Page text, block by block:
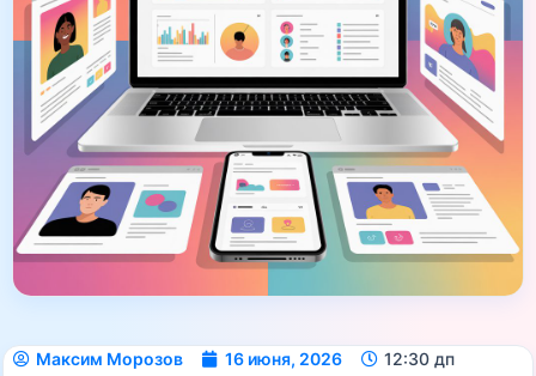
Максим Морозов 16 июня, 2026
12:30 дп